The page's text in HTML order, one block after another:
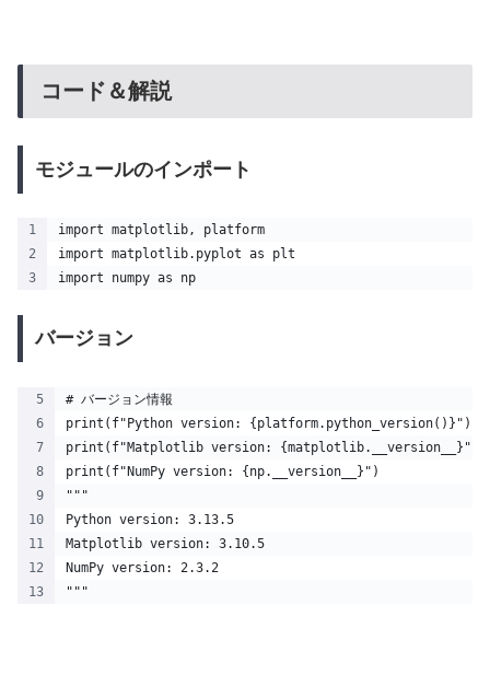
コード＆解説
モジュールのインポート
import matplotlib, platform
import matplotlib.pyplot as plt
import numpy as np
バージョン
# バージョン情報
print(f"Python version: {platform.python_version()}")
print(f"Matplotlib version: {matplotlib.__version__}")
print(f"NumPy version: {np.__version__}")
"""
Python version: 3.13.5
Matplotlib version: 3.10.5
NumPy version: 2.3.2
"""